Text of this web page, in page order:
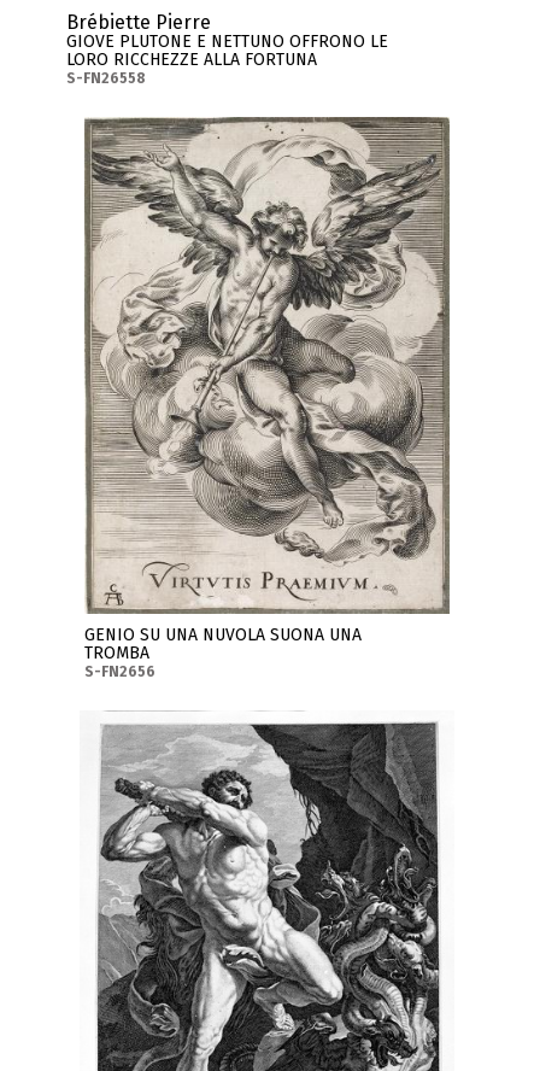
Brébiette Pierre
GIOVE PLUTONE E NETTUNO OFFRONO LE
LORO RICCHEZZE ALLA FORTUNA
S-FN26558
GENIO SU UNA NUVOLA SUONA UNA
TROMBA
S-FN2656